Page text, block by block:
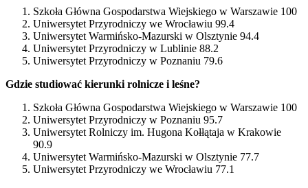
Szkoła Główna Gospodarstwa Wiejskiego w Warszawie 100
Uniwersytet Przyrodniczy we Wrocławiu 99.4
Uniwersytet Warmińsko-Mazurski w Olsztynie 94.4
Uniwersytet Przyrodniczy w Lublinie 88.2
Uniwersytet Przyrodniczy w Poznaniu 79.6
Gdzie studiować kierunki rolnicze i leśne?
Szkoła Główna Gospodarstwa Wiejskiego w Warszawie 100
Uniwersytet Przyrodniczy w Poznaniu 95.7
Uniwersytet Rolniczy im. Hugona Kołłątaja w Krakowie
90.9
Uniwersytet Warmińsko-Mazurski w Olsztynie 77.7
Uniwersytet Przyrodniczy we Wrocławiu 77.1